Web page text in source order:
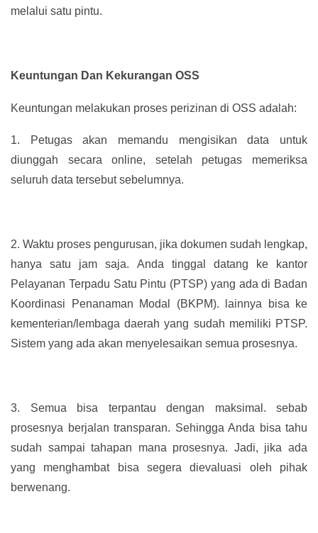
melalui satu pintu.
Keuntungan Dan Kekurangan OSS
Keuntungan melakukan proses perizinan di OSS adalah:
1.
Petugas akan memandu mengisikan data untuk
diunggah secara online, setelah petugas memeriksa
seluruh data tersebut sebelumnya.
2. Waktu proses pengurusan, jika dokumen sudah lengkap,
hanya satu jam saja. Anda tinggal datang ke kantor
Pelayanan Terpadu Satu Pintu (PTSP) yang ada di Badan
Koordinasi Penanaman Modal (BKPM). lainnya bisa ke
kementerian/lembaga daerah yang sudah memiliki PTSP.
Sistem yang ada akan menyelesaikan semua prosesnya.
3.
Semua bisa terpantau dengan maksimal. sebab
prosesnya berjalan transparan. Sehingga Anda bisa tahu
sudah sampai tahapan mana prosesnya. Jadi, jika ada
yang menghambat bisa segera dievaluasi oleh pihak
berwenang.